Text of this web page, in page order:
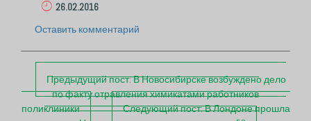
26.02.2016
Оставить комментарий
П
о
Предыдущий пост:В Новосибирске возбуждено дело
по факту отравления химикатами работников
поликлиники
Следующий пост:В Лондоне прошла